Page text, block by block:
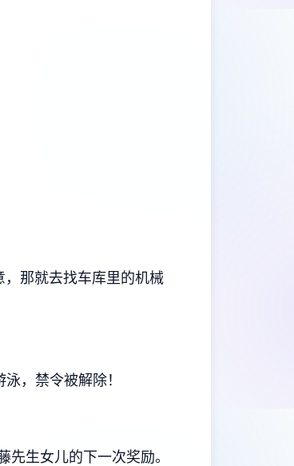
那就去找车库里的机械
，禁令被解除！
生女儿的下一次奖励。